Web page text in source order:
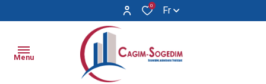
0 Fr
Menu